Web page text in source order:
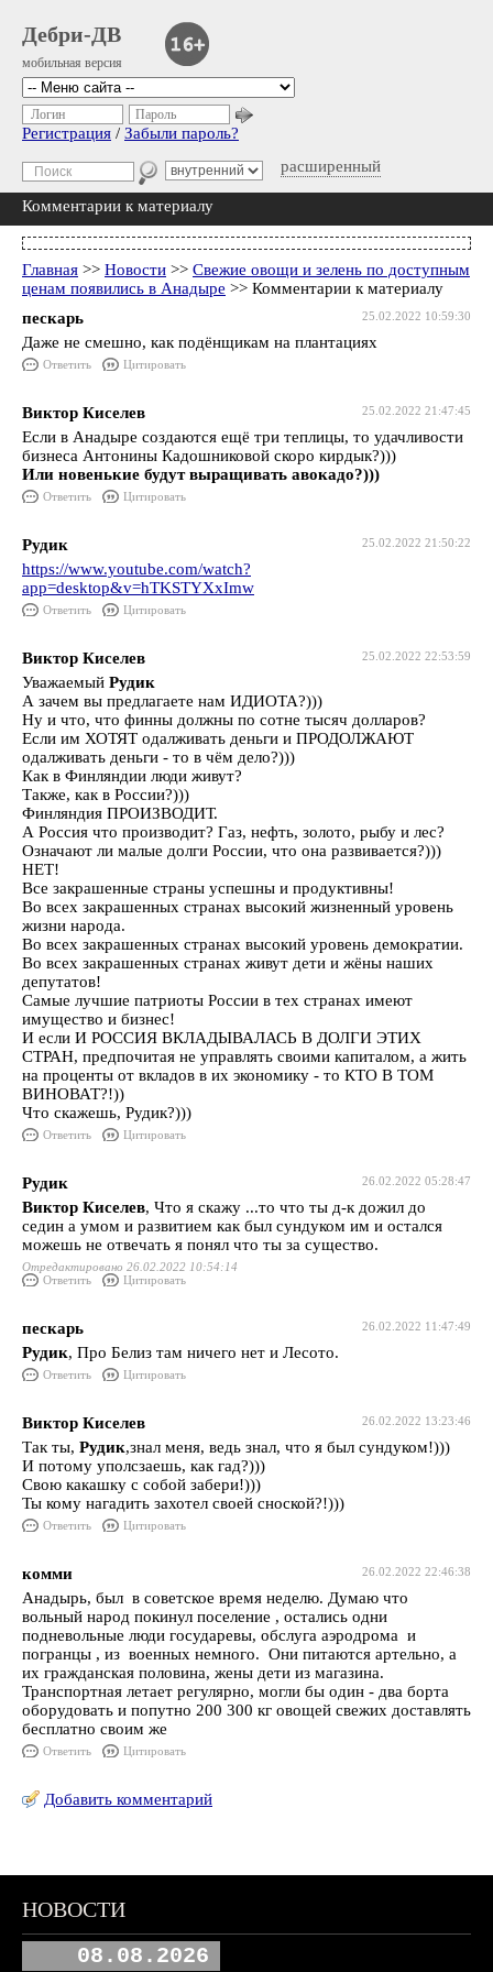
Дебри-ДВ
мобильная версия
расширенный
Логин Пароль
Регистрация / Забыли пароль?
Комментарии к материалу
Главная >> Новости >> Свежие овощи и зелень по доступным
ценам появились в Анадыре >> Комментарии к материалу
25.02.2022 10:59:30
пескарь
Даже не смешно, как подёнщикам на плантациях
Ответить Цитировать
25.02.2022 21:47:45
Виктор Киселев
Если в Анадыре создаются ещё три теплицы, то удачливости
бизнеса Антонины Кадошниковой скоро кирдык?)))
Или новенькие будут выращивать авокадо?)))
Ответить Цитировать
25.02.2022 21:50:22
Рудик
https://www.youtube.com/watch?
app=desktop&v=hTKSTYXxImw
Ответить Цитировать
25.02.2022 22:53:59
Виктор Киселев
Уважаемый Рудик
А зачем вы предлагаете нам ИДИОТА?)))
Ну и что, что финны должны по сотне тысяч долларов?
Если им ХОТЯТ одалживать деньги и ПРОДОЛЖАЮТ
одалживать деньги - то в чём дело?)))
Как в Финляндии люди живут?
Также, как в России?)))
Финляндия ПРОИЗВОДИТ.
А Россия что производит? Газ, нефть, золото, рыбу и лес?
Означают ли малые долги России, что она развивается?)))
НЕТ!
Все закрашенные страны успешны и продуктивны!
Во всех закрашенных странах высокий жизненный уровень
жизни народа.
Во всех закрашенных странах высокий уровень демократии.
Во всех закрашенных странах живут дети и жёны наших
депутатов!
Самые лучшие патриоты России в тех странах имеют
имущество и бизнес!
И если И РОССИЯ ВКЛАДЫВАЛАСЬ В ДОЛГИ ЭТИХ
СТРАН, предпочитая не управлять своими капиталом, а жить
на проценты от вкладов в их экономику - то КТО В ТОМ
ВИНОВАТ?!))
Что скажешь, Рудик?)))
Ответить Цитировать
26.02.2022 05:28:47
Рудик
Виктор Киселев, Что я скажу ...то что ты д-к дожил до
седин а умом и развитием как был сундуком им и остался
можешь не отвечать я понял что ты за существо.
Отредактировано 26.02.2022 10:54:14
Ответить
Цитировать
26.02.2022 11:47:49
пескарь
Рудик, Про Белиз там ничего нет и Лесото.
Ответить Цитировать
26.02.2022 13:23:46
Виктор Киселев
Так ты, Рудик,знал меня, ведь знал, что я был сундуком!)))
И потому уполсзаешь, как гад?)))
Свою какашку с собой забери!)))
Ты кому нагадить захотел своей сноской?!)))
Ответить Цитировать
26.02.2022 22:46:38
комми
Анадырь, был в советское время неделю. Думаю что
вольный народ покинул поселение , остались одни
подневольные люди государевы, обслуга аэродрома и
погранцы , из военных немного. Они питаются артельно, а
их гражданская половина, жены дети из магазина.
Транспортная летает регулярно, могли бы один - два борта
оборудовать и попутно 200 300 кг овощей свежих доставлять
бесплатно своим же
Ответить Цитировать
Добавить комментарий
НОВОСТИ
08.08.2026